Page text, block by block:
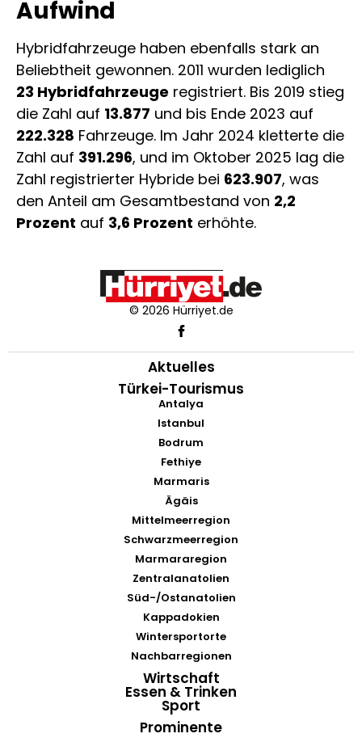
Aufwind
Hybridfahrzeuge haben ebenfalls stark an
Beliebtheit gewonnen. 2011 wurden lediglich
23 Hybridfahrzeuge registriert. Bis 2019 stieg
die Zahl auf 13.877 und bis Ende 2023 auf
222.328 Fahrzeuge. Im Jahr 2024 kletterte die
Zahl auf 391.296, und im Oktober 2025 lag die
Zahl registrierter Hybride bei 623.907, was
den Anteil am Gesamtbestand von 2,2
Prozent auf 3,6 Prozent erhöhte.
© 2026 Hürriyet.de
Aktuelles
Türkei-Tourismus
Antalya
Istanbul
Bodrum
Fethiye
Marmaris
Ägäis
Mittelmeerregion
Schwarzmeerregion
Marmararegion
Zentralanatolien
Süd-/Ostanatolien
Kappadokien
Wintersportorte
Nachbarregionen
Wirtschaft
Essen & Trinken
Sport
Prominente